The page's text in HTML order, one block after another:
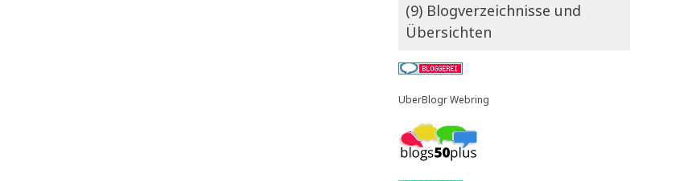
(9) Blogverzeichnisse und
Übersichten
UberBlogr Webring